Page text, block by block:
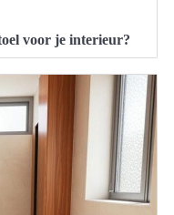
voor je interieur?